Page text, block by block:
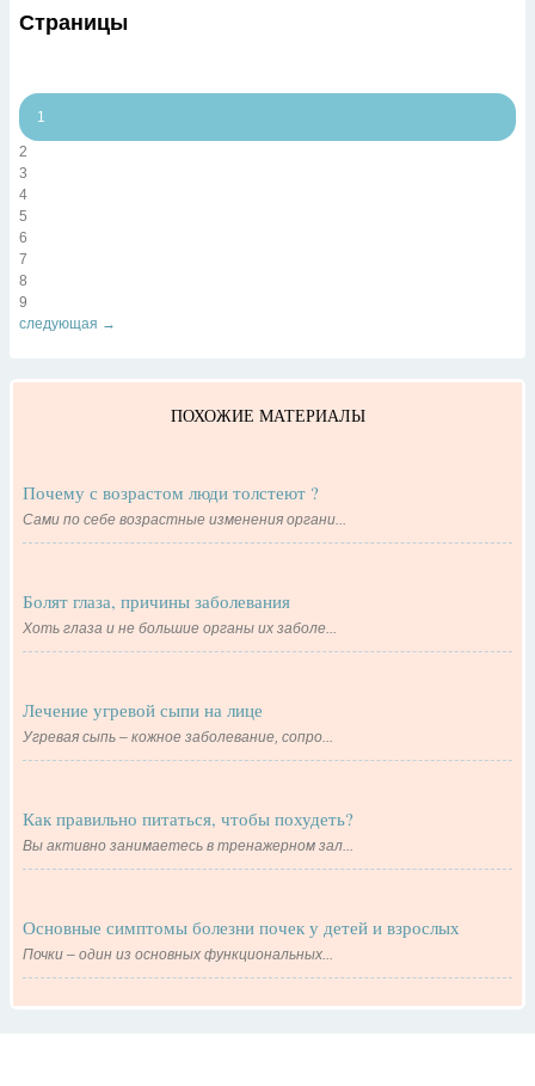
Страницы
1
2
3
4
5
6
7
8
9
следующая →
ПОХОЖИЕ МАТЕРИАЛЫ
Почему с возрастом люди толстеют ?
Сами по себе возрастные изменения органи...
Болят глаза, причины заболевания
Хоть глаза и не большие органы их заболе...
Лечение угревой сыпи на лице
Угревая сыпь – кожное заболевание, сопро...
Как правильно питаться, чтобы похудеть?
Вы активно занимаетесь в тренажерном зал...
Основные симптомы болезни почек у детей и взрослых
Почки – один из основных функциональных...